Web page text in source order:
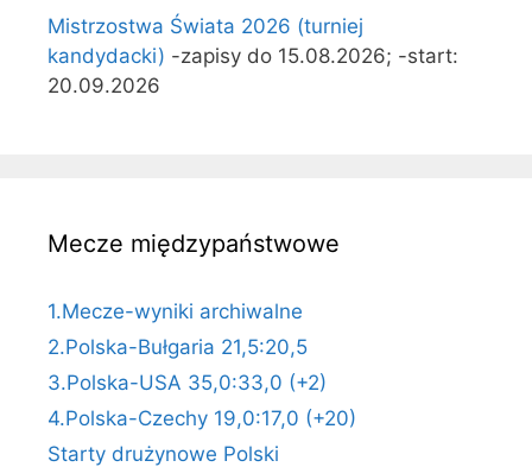
Mistrzostwa Świata 2026 (turniej
kandydacki) -zapisy do 15.08.2026; -start:
20.09.2026
Mecze międzypaństwowe
1.Mecze-wyniki archiwalne
2.Polska-Bułgaria 21,5:20,5
3.Polska-USA 35,0:33,0 (+2)
4.Polska-Czechy 19,0:17,0 (+20)
Starty drużynowe Polski